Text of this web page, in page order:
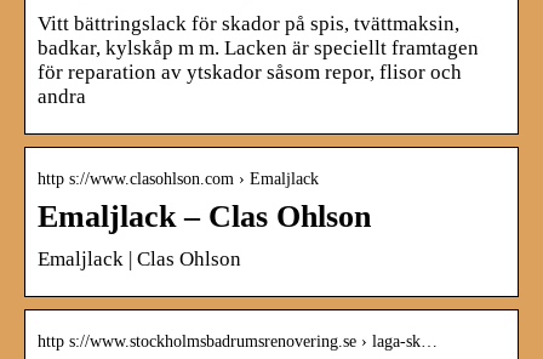
Vitt bättringslack för skador på spis, tvättmaksin,
badkar, kylskåp m m. Lacken är speciellt framtagen
för reparation av ytskador såsom repor, flisor och
andra
http s://www.clasohlson.com › Emaljlack
Emaljlack – Clas Ohlson
Emaljlack | Clas Ohlson
http s://www.stockholmsbadrumsrenovering.se › laga-sk…